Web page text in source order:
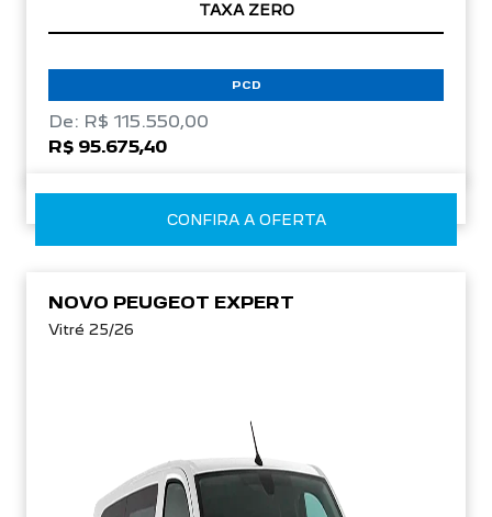
TAXA ZERO
PCD
De: R$ 115.550,00
R$ 95.675,40
CONFIRA A OFERTA
NOVO PEUGEOT EXPERT
Vitré 25/26